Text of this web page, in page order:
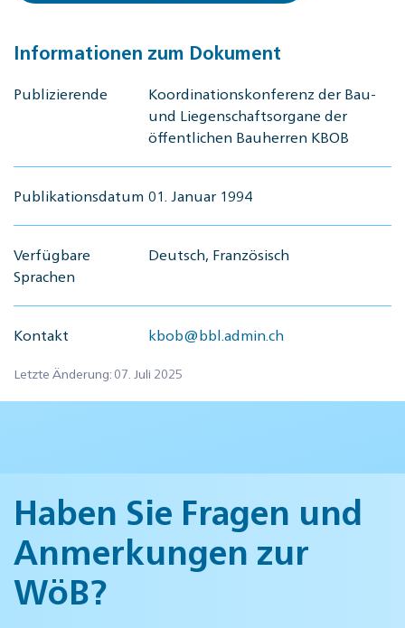
Informationen zum Dokument
Publizierende
Koordinationskonferenz der Bau-
und Liegenschaftsorgane der
öffentlichen Bauherren KBOB
Publikationsdatum 01. Januar 1994
Verfügbare
Sprachen
Deutsch, Französisch
Kontakt kbob@bbl.admin.ch
Letzte Änderung: 07. Juli 2025
Haben Sie Fragen und
Anmerkungen zur
WöB?